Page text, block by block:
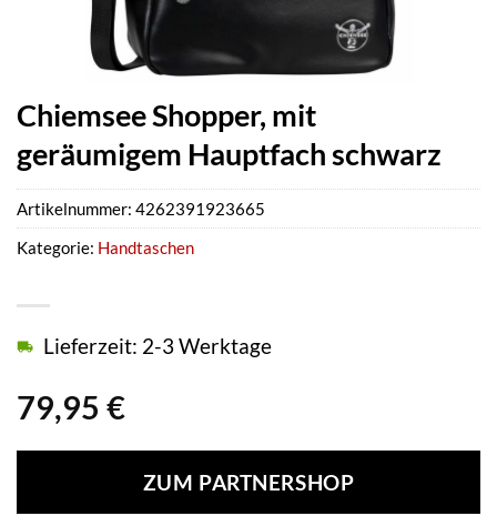
Chiemsee Shopper, mit
geräumigem Hauptfach schwarz
79,95 €
Lieferzeit: 2-3 Werktage
ZUM PARTNERSHOP
Artikelnummer: 4262391923665
Kategorie: Handtaschen